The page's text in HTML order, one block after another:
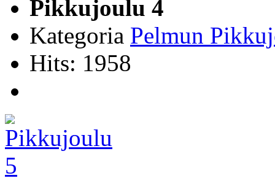
Pikkujoulu 4
Kategoria Pelmun
Hits: 1958